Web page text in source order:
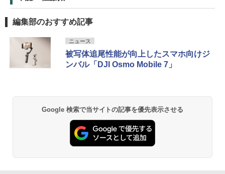
編集部のおすすめ記事
ニュース
被写体追尾性能が向上したスマホ向けジ
ンバル「DJI Osmo Mobile 7」
Google 検索で当サイトの記事を優先表示させる